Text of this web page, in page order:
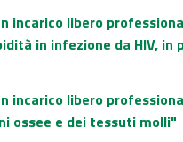
libero
in infezione da HIV, in
libero
ossee e dei tessuti molli"